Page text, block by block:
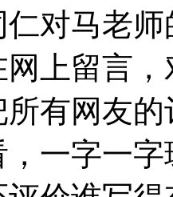
对马老
上留言
有网友
一字一